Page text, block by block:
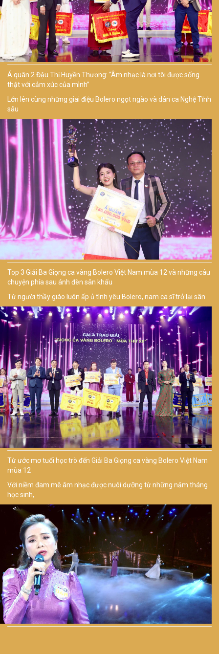
Á quân 2 Đậu Thị Huyền Thương: “Âm nhạc là nơi tôi được sống
thật với cảm xúc của mình”
Lớn lên cùng những giai điệu Bolero ngọt ngào và dân ca Nghệ Tĩnh
sâu
Top 3 Giải Ba Giọng ca vàng Bolero Việt Nam mùa 12 và những câu
chuyện phía sau ánh đèn sân khấu
Từ người thầy giáo luôn ấp ủ tình yêu Bolero, nam ca sĩ trở lại sân
Từ ước mơ tuổi học trò đến Giải Ba Giọng ca vàng Bolero Việt Nam
mùa 12
Với niềm đam mê âm nhạc được nuôi dưỡng từ những năm tháng
học sinh,